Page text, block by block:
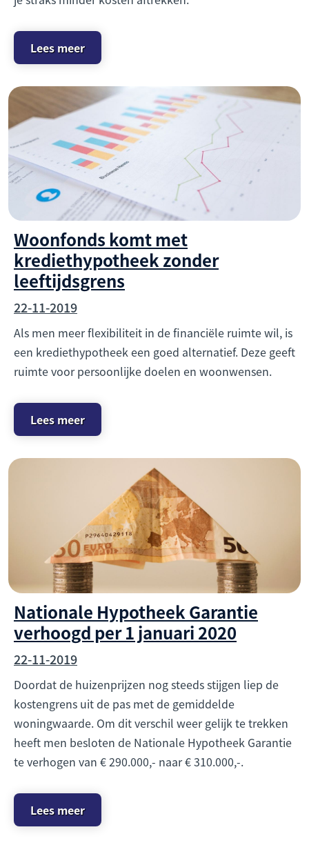
Lees meer
Woonfonds komt met
krediethypotheek zonder
leeftijdsgrens
22-11-2019
Als men meer flexibiliteit in de financiële ruimte wil, is
een krediethypotheek een goed alternatief. Deze geeft
ruimte voor persoonlijke doelen en woonwensen.
Lees meer
Nationale Hypotheek Garantie
verhoogd per 1 januari 2020
22-11-2019
Doordat de huizenprijzen nog steeds stijgen liep de
kostengrens uit de pas met de gemiddelde
woningwaarde. Om dit verschil weer gelijk te trekken
heeft men besloten de Nationale Hypotheek Garantie
te verhogen van € 290.000,- naar € 310.000,-.
Lees meer